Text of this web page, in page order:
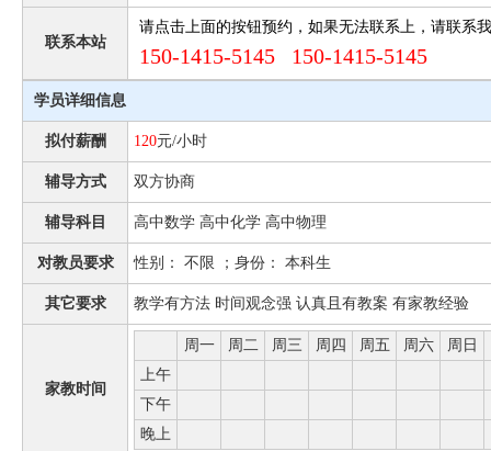
联系本站
请点击上面的按钮预约，如果无法联系上，请联系
150-1415-5145 150-1415-5145
学员详细信息
拟付薪酬 120元/小时
辅导方式 双方协商
辅导科目 高中数学 高中化学 高中物理
对教员要求 性别： 不限 ；身份： 本科生
其它要求 教学有方法 时间观念强 认真且有教案 有家教经验
家教时间
周一 周二 周三 周四 周五 周六 周日
上午
下午
晚上